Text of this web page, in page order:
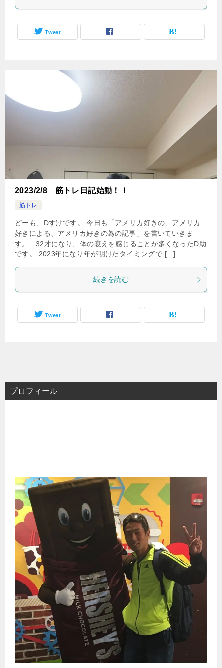
Tweet
2023/2/8 筋トレ日記始動！！
筋トレ
どーも、Dすけです。 今日も「アメリカ好きの、アメリカ
好きによる、アメリカ好きの為の記事」を書いていきま
す。 32才になり、体の衰えを感じることが多くなったD助
です。 2023年になり年が明けたタイミングで […]
続きを読む
Tweet
プロフィール